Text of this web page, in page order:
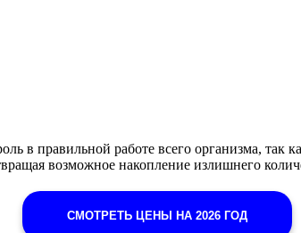
в правильной работе всего организма, так
возможное накопление излишнего
СМОТРЕТЬ ЦЕНЫ НА 2026 ГОД